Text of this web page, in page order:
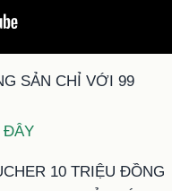
SẢN CHỈ VỚI 99
ĐÂY
10 TRIỆU ĐỒNG